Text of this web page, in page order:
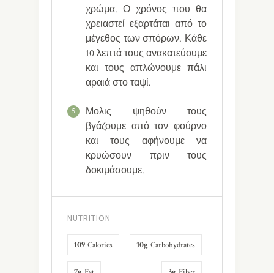
χρώμα. Ο χρόνος που θα
χρειαστεί εξαρτάται από το
μέγεθος των σπόρων. Κάθε
10 λεπτά τους ανακατεύουμε
και τους απλώνουμε πάλι
αραιά στο ταψί.
5
Μολις ψηθούν τους
βγάζουμε από τον φούρνο
και τους αφήνουμε να
κρυώσουν πριν τους
δοκιμάσουμε.
NUTRITION
109 Calories 10g Carbohydrates